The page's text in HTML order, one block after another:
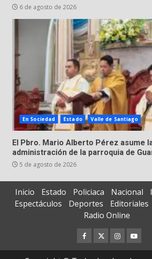
6 de agosto de 2026
En Sociedad Estado Valle de Santiago
El Pbro. Mario Alberto Pérez asume
administración de la parroquia de
5 de agosto de 2026
Inicio Estado Policiaca Nacional
Espectáculos
Deportes Editoriales
Radio Online
Facebook
TwitterInstagram